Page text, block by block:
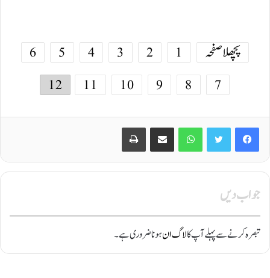
پچھلا صفحہ 1
2
3
4
5
6
7
8
9
10
11
12
Facebook
Twitter
WhatsApp
Share via Email
Print
جواب دیں
تبصرہ کرنے سے پہلے آپ کالاگ انہونا ضروری ہے۔